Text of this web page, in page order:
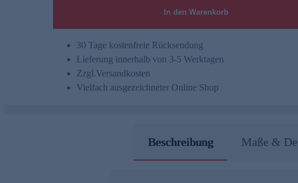
In den Warenkorb
30 Tage kostenfreie Rücksendung
Lieferung innerhalb von 3-5 Werktagen
Zzgl.Versandkosten
Vielfach ausgezeichneter Online Shop
Beschreibung Maße &